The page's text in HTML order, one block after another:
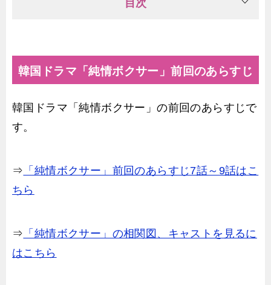
目次
韓国ドラマ「純情ボクサー」前回のあらすじ
韓国ドラマ「純情ボクサー」の前回のあらすじで
す。
⇒ 「純情ボクサー」前回のあらすじ7話～9話はこ
ちら
⇒ 「純情ボクサー」の相関図、キャストを見るに
はこちら